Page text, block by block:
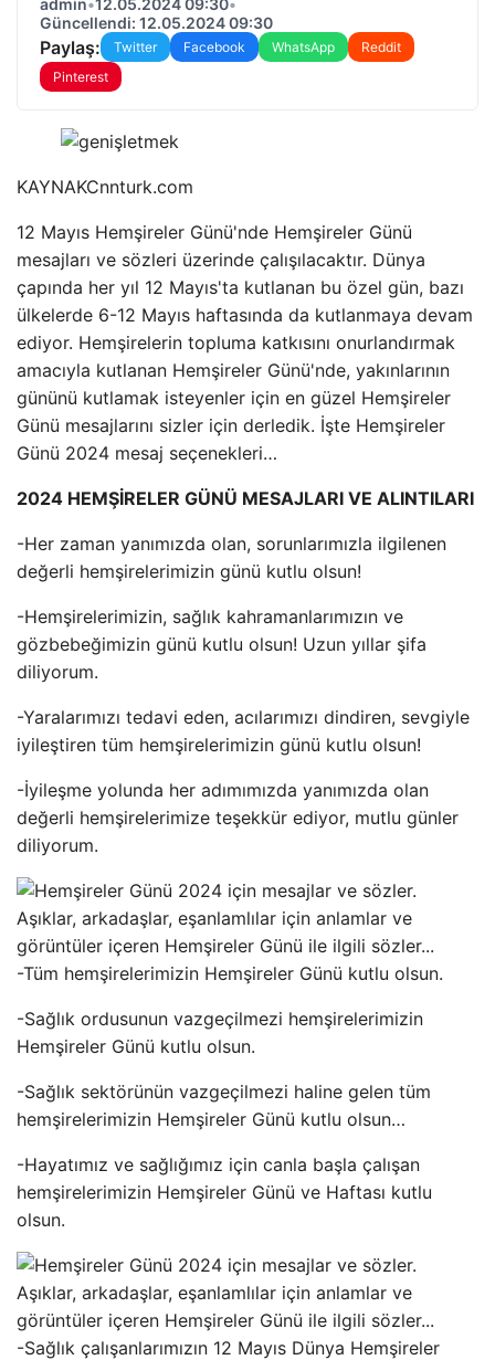
admin•12.05.2024 09:30•
Güncellendi: 12.05.2024 09:30
Paylaş: Twitter Facebook WhatsApp
Reddit
Pinterest
KAYNAKCnnturk.com
12 Mayıs Hemşireler Günü'nde Hemşireler Günü
mesajları ve sözleri üzerinde çalışılacaktır. Dünya
çapında her yıl 12 Mayıs'ta kutlanan bu özel gün, bazı
ülkelerde 6-12 Mayıs haftasında da kutlanmaya devam
ediyor. Hemşirelerin topluma katkısını onurlandırmak
amacıyla kutlanan Hemşireler Günü'nde, yakınlarının
gününü kutlamak isteyenler için en güzel Hemşireler
Günü mesajlarını sizler için derledik. İşte Hemşireler
Günü 2024 mesaj seçenekleri…
2024 HEMŞİRELER GÜNÜ MESAJLARI VE ALINTILARI
-Her zaman yanımızda olan, sorunlarımızla ilgilenen
değerli hemşirelerimizin günü kutlu olsun!
-Hemşirelerimizin, sağlık kahramanlarımızın ve
gözbebeğimizin günü kutlu olsun! Uzun yıllar şifa
diliyorum.
-Yaralarımızı tedavi eden, acılarımızı dindiren, sevgiyle
iyileştiren tüm hemşirelerimizin günü kutlu olsun!
-İyileşme yolunda her adımımızda yanımızda olan
değerli hemşirelerimize teşekkür ediyor, mutlu günler
diliyorum.
-Tüm hemşirelerimizin Hemşireler Günü kutlu olsun.
-Sağlık ordusunun vazgeçilmezi hemşirelerimizin
Hemşireler Günü kutlu olsun.
-Sağlık sektörünün vazgeçilmezi haline gelen tüm
hemşirelerimizin Hemşireler Günü kutlu olsun…
-Hayatımız ve sağlığımız için canla başla çalışan
hemşirelerimizin Hemşireler Günü ve Haftası kutlu
olsun.
-Sağlık çalışanlarımızın 12 Mayıs Dünya Hemşireler